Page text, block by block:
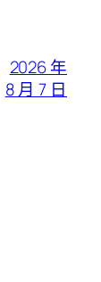
2026 年
8 月 7 日